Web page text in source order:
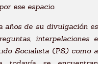
ese espacio.
años de su divulgación es
interpelaciones e
Socialista (PS) como a